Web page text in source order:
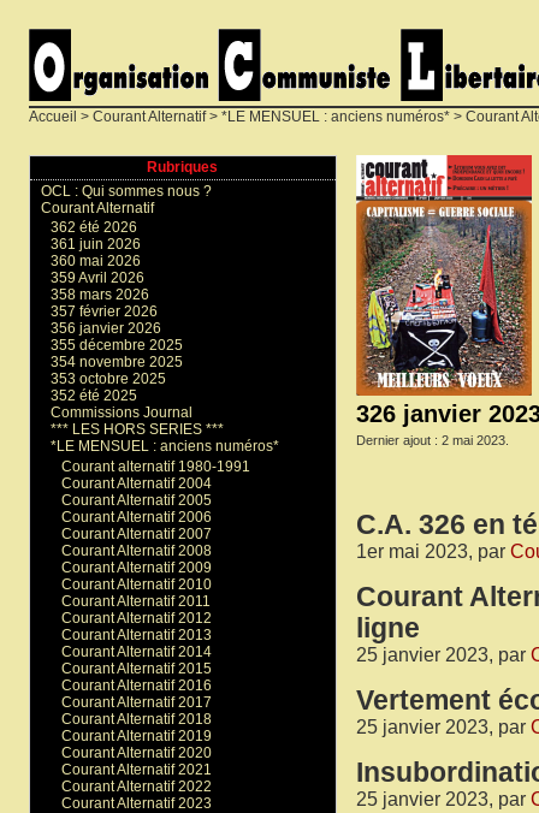
Accueil > Courant Alternatif> *LE MENSUEL : anciens numéros* > Courant
326 janvier
Dernier ajout : 2 mai 2023.
C.A. 326 en
1er mai 2023, par
Courant
ligne
25 janvier 2023, par
Vertement
25 janvier 2023, par
25 janvier 2023, par
Rubriques
OCL : Qui sommes nous ?
Courant Alternatif
362 été 2026
361 juin 2026
360 mai 2026
359 Avril 2026
358 mars 2026
357 février 2026
356 janvier 2026
355 décembre 2025
354 novembre 2025
353 octobre 2025
352 été 2025
Commissions Journal
*** LES HORS SERIES ***
*LE MENSUEL : anciens numéros*
Courant alternatif 1980-1991
Courant Alternatif 2004
Courant Alternatif 2005
Courant Alternatif 2006
Courant Alternatif 2007
Courant Alternatif 2008
Courant Alternatif 2009
Courant Alternatif 2010
Courant Alternatif 2011
Courant Alternatif 2012
Courant Alternatif 2013
Courant Alternatif 2014
Courant Alternatif 2015
Courant Alternatif 2016
Courant Alternatif 2017
Courant Alternatif 2018
Courant Alternatif 2019
Courant Alternatif 2020
Courant Alternatif 2021
Courant Alternatif 2022
Courant Alternatif 2023